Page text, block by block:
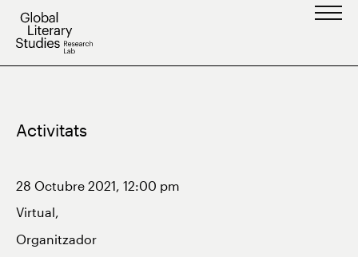
Vés
Activitats
28 Octubre 2021, 12:00 pm
Virtual,
Organitzador